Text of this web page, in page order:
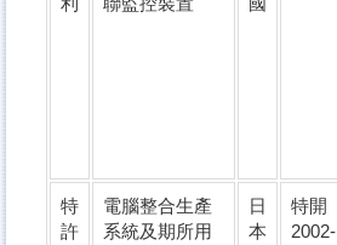
特
許
電腦整合生產
系統及期所用
日
本
特開
2002-